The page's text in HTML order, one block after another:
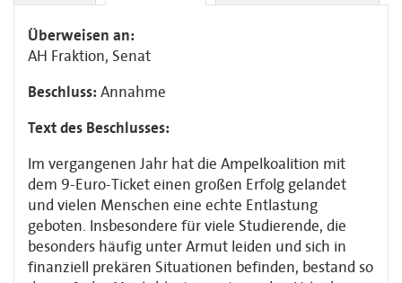
Überweisen an:
AH Fraktion, Senat
Beschluss: Annahme
Text des Beschlusses:
Im vergangenen Jahr hat die Ampelkoalition mit
dem 9-Euro-Ticket einen großen Erfolg gelandet
und vielen Menschen eine echte Entlastung
geboten. Insbesondere für viele Studierende, die
besonders häufig unter Armut leiden und sich in
finanziell prekären Situationen befinden, bestand so